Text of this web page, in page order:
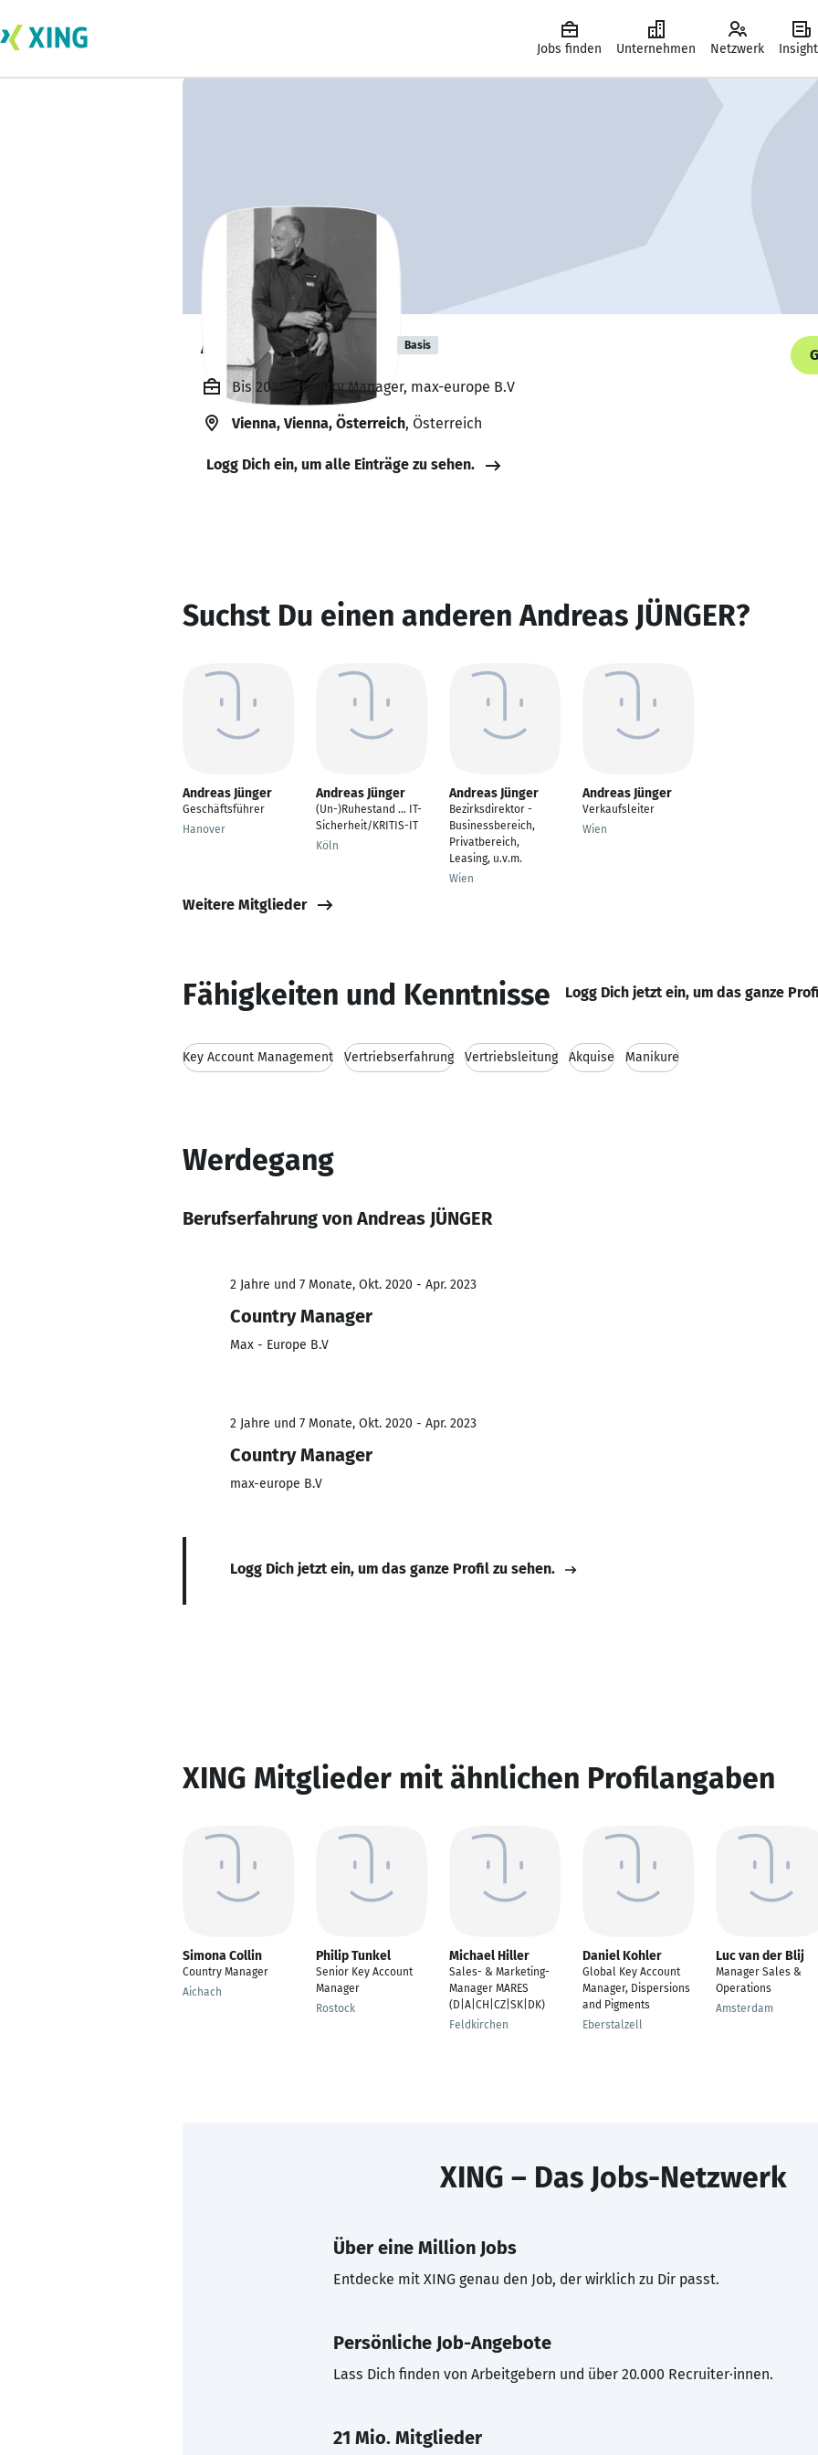
Jobs finden Unternehmen Netzwerk
Andreas JÜNGER Basis
Bis 2023, Country Manager, max-europe B.V
Vienna, Vienna, Österreich, Österreich
Logg Dich ein, um alle Einträge zu sehen.
Suchst Du einen anderen Andreas JÜNGER?
Andreas Jünger
Geschäftsführer
Hanover
Andreas Jünger
(Un-)Ruhestand ... IT-
Sicherheit/KRITIS-IT
Köln
Andreas Jünger
Bezirksdirektor -
Businessbereich,
Privatbereich,
Leasing, u.v.m.
Wien
Andreas Jünger
Verkaufsleiter
Wien
Weitere Mitglieder
Fähigkeiten und Kenntnisse Logg Dich jetzt ein, um das ganze
Key Account Management Vertriebserfahrung Vertriebsleitung Akquise Manikure
Werdegang
Berufserfahrung von Andreas JÜNGER
2 Jahre und 7 Monate, Okt. 2020 - Apr. 2023
Country Manager
Max - Europe B.V
2 Jahre und 7 Monate, Okt. 2020 - Apr. 2023
Country Manager
max-europe B.V
Logg Dich jetzt ein, um das ganze Profil zu sehen.
XING Mitglieder mit ähnlichen Profilangaben
Simona Collin
Country Manager
Aichach
Philip Tunkel
Senior Key Account
Manager
Rostock
Michael Hiller
Sales- & Marketing-
Manager MARES
(D|A|CH|CZ|SK|DK)
Feldkirchen
Daniel Kohler
Global Key Account
Manager, Dispersions
and Pigments
Eberstalzell
Luc van der Blij
Manager Sales &
Operations
Amsterdam
XING – Das Jobs-Netzwerk
Über eine Million Jobs
Entdecke mit XING genau den Job, der wirklich zu Dir passt.
Persönliche Job-Angebote
Lass Dich finden von Arbeitgebern und über 20.000 Recruiter·innen.
21 Mio. Mitglieder